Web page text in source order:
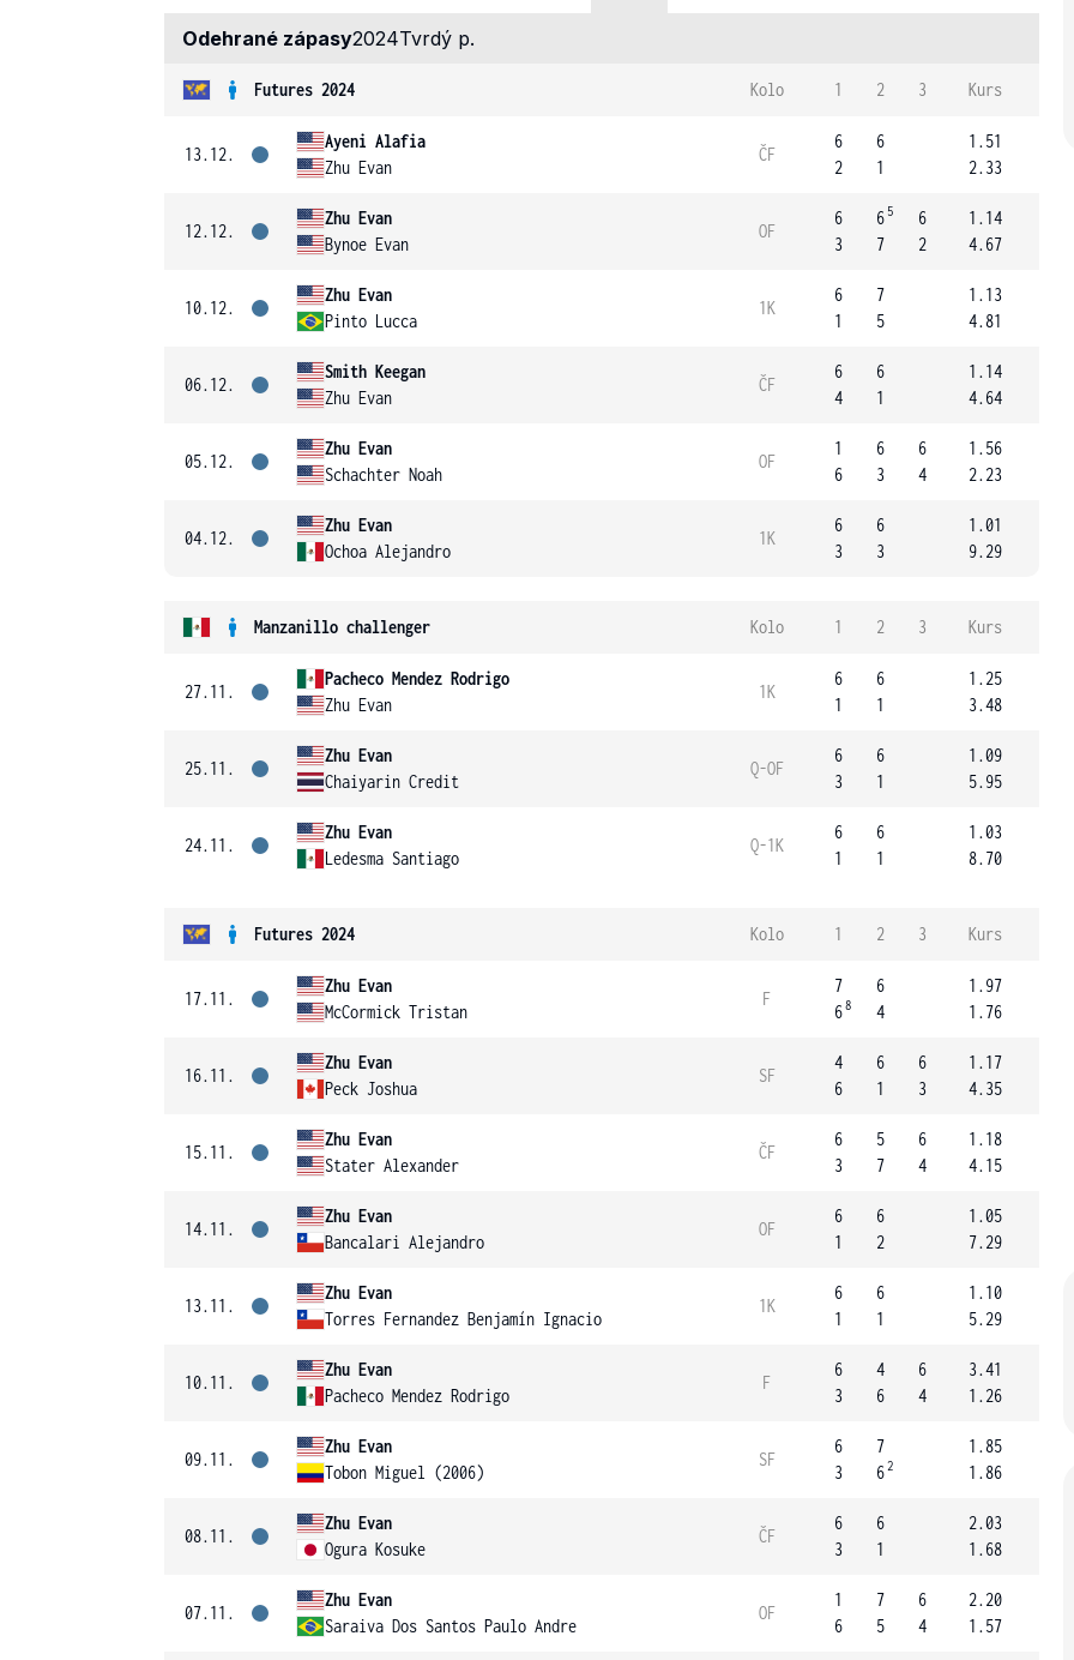
Odehrané zápasy2024Tvrdý p.
Futures 2024 Kolo 1 2 3 Kurs
13.12.
Ayeni Alafia
Zhu Evan
ČF
6
2
6
1
1.51
2.33
12.12.
Zhu Evan
Bynoe Evan
OF
6
3
6 5
7
6
2
1.14
4.67
10.12.
Zhu Evan
Pinto Lucca
1K
6
1
7
5
1.13
4.81
06.12.
Smith Keegan
Zhu Evan
ČF
6
4
6
1
1.14
4.64
05.12.
Zhu Evan
Schachter Noah
OF
1
6
6
3
6
4
1.56
2.23
04.12.
Zhu Evan
Ochoa Alejandro
1K
6
3
6
3
1.01
9.29
Manzanillo challenger Kolo 1 2 3 Kurs
27.11.
Pacheco Mendez Rodrigo
Zhu Evan
1K
6
1
6
1
1.25
3.48
25.11.
Zhu Evan
Chaiyarin Credit
Q-OF
6
3
6
1
1.09
5.95
24.11.
Zhu Evan
Ledesma Santiago
Q-1K
6
1
6
1
1.03
8.70
Futures 2024 Kolo 1 2 3 Kurs
17.11.
Zhu Evan
McCormick Tristan
F
7
68
6
4
1.97
1.76
16.11.
Zhu Evan
Peck Joshua
SF
4
6
6
1
6
3
1.17
4.35
15.11.
Zhu Evan
Stater Alexander
ČF
6
3
5
7
6
4
1.18
4.15
14.11.
Zhu Evan
Bancalari Alejandro
OF
6
1
6
2
1.05
7.29
13.11.
Zhu Evan
Torres Fernandez Benjamín Ignacio
1K
6
1
6
1
1.10
5.29
10.11.
Zhu Evan
Pacheco Mendez Rodrigo
F
6
3
4
6
6
4
3.41
1.26
09.11.
Zhu Evan
Tobon Miguel (2006)
SF
6
3
7
62
1.85
1.86
08.11.
Zhu Evan
Ogura Kosuke
ČF
6
3
6
1
2.03
1.68
07.11.
Zhu Evan
Saraiva Dos Santos Paulo Andre
OF
1
6
7
5
6
4
2.20
1.57